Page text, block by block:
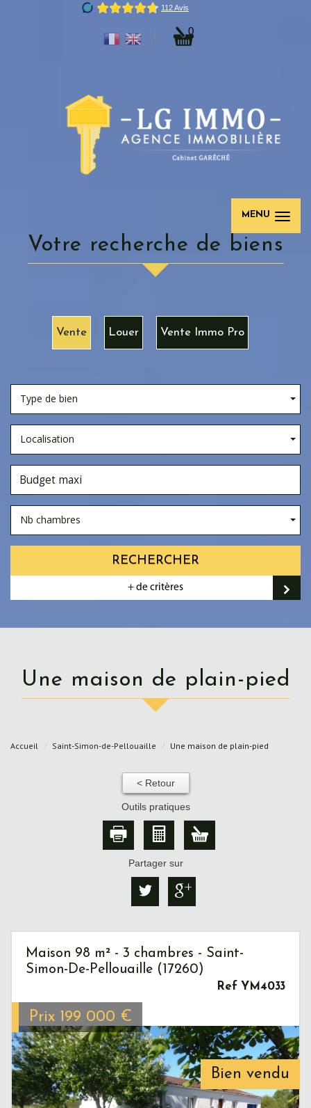
0
MENU
votre recherche de biens
Vente Louer Vente Immo Pro
Type de bien
Localisation
Nb chambres
RECHERCHER
+ de critères
Une maison de plain-pied
Accueil Saint-Simon-de-Pellouaille Une maison de plain-pied
< Retour
Outils pratiques
Partager sur
Bien vendu
Maison 98 m² - 3 chambres - Saint-
Simon-De-Pellouaille (17260)
Ref YM4033
Prix 199 000 €